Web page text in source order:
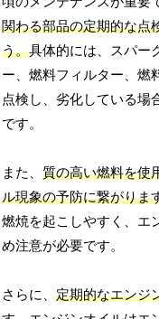
関わる部品の定期的な点
う。具体的には、スパー
ー、燃料フィルター、燃
点検し、劣化している場
です。
また、質の高い燃料を使
ル現象の予防に繋がりま
燃焼を起こしやすく、エ
め注意が必要です。
さらに、定期的なエンジ